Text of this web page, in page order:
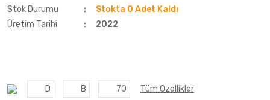
Stok Durumu
Stokta 0 Adet Kaldı
Üretim Tarihi
2022
D B 70 Tüm Özellikler